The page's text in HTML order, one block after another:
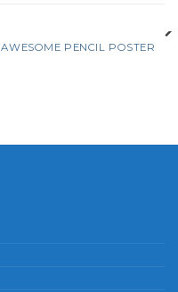
AWESOME PENCIL POSTER